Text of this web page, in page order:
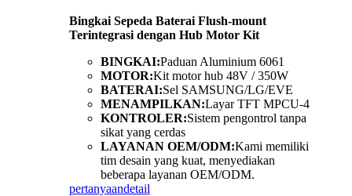
Bingkai Sepeda Baterai Flush-mount
Terintegrasi dengan Hub Motor Kit
BINGKAI:Paduan Aluminium 6061
MOTOR:Kit motor hub 48V / 350W
BATERAI:Sel SAMSUNG/LG/EVE
MENAMPILKAN:Layar TFT MPCU-4
KONTROLER:Sistem pengontrol tanpa
sikat yang cerdas
LAYANAN OEM/ODM:Kami memiliki
tim desain yang kuat, menyediakan
beberapa layanan OEM/ODM.
pertanyaandetail